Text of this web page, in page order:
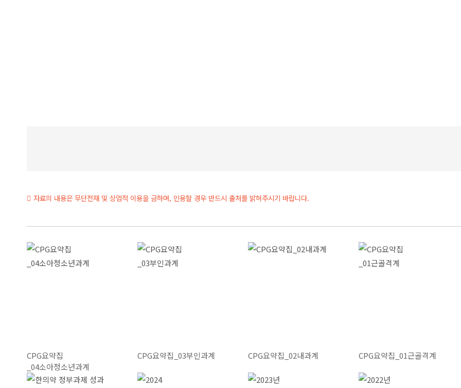
자료의 내용은 무단전재 및 상업적 이용을 금하며, 인용할 경우 반드시 출처를 밝혀주시기 바랍니다.
CPG요약집
_04소아청소년과계
CPG요약집_03부인과계 CPG요약집_02내과계 CPG요약집_01근골격계